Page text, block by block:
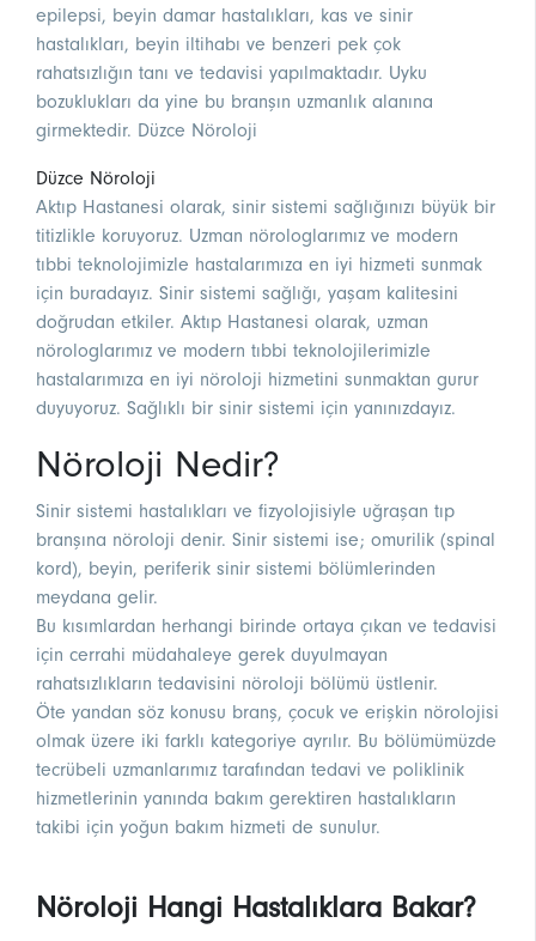
epilepsi, beyin damar hastalıkları, kas ve sinir
hastalıkları, beyin iltihabı ve benzeri pek çok
rahatsızlığın tanı ve tedavisi yapılmaktadır. Uyku
bozuklukları da yine bu branşın uzmanlık alanına
girmektedir. Düzce Nöroloji
Düzce Nöroloji
Aktıp Hastanesi olarak, sinir sistemi sağlığınızı büyük bir
titizlikle koruyoruz. Uzman nörologlarımız ve modern
tıbbi teknolojimizle hastalarımıza en iyi hizmeti sunmak
için buradayız. Sinir sistemi sağlığı, yaşam kalitesini
doğrudan etkiler. Aktıp Hastanesi olarak, uzman
nörologlarımız ve modern tıbbi teknolojilerimizle
hastalarımıza en iyi nöroloji hizmetini sunmaktan gurur
duyuyoruz. Sağlıklı bir sinir sistemi için yanınızdayız.
Nöroloji Nedir?
Sinir sistemi hastalıkları ve fizyolojisiyle uğraşan tıp
branşına nöroloji denir. Sinir sistemi ise; omurilik (spinal
kord), beyin, periferik sinir sistemi bölümlerinden
meydana gelir.
Bu kısımlardan herhangi birinde ortaya çıkan ve tedavisi
için cerrahi müdahaleye gerek duyulmayan
rahatsızlıkların tedavisini nöroloji bölümü üstlenir.
Öte yandan söz konusu branş, çocuk ve erişkin nörolojisi
olmak üzere iki farklı kategoriye ayrılır. Bu bölümümüzde
tecrübeli uzmanlarımız tarafından tedavi ve poliklinik
hizmetlerinin yanında bakım gerektiren hastalıkların
takibi için yoğun bakım hizmeti de sunulur.
Nöroloji Hangi Hastalıklara Bakar?